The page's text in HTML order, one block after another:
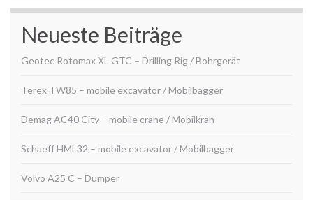
Neueste Beiträge
Geotec Rotomax XL GTC – Drilling Rig / Bohrgerät
Terex TW85 – mobile excavator / Mobilbagger
Demag AC40 City – mobile crane / Mobilkran
Schaeff HML32 – mobile excavator / Mobilbagger
Volvo A25 C – Dumper